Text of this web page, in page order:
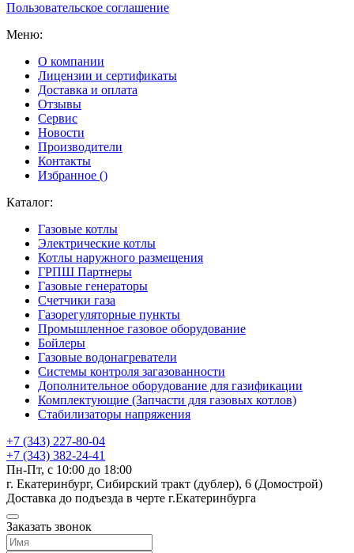
Пользовательское соглашение
Меню:
О компании
Лицензии и сертификаты
Доставка и оплата
Отзывы
Сервис
Новости
Производители
Контакты
Избранное ()
Каталог:
Газовые котлы
Электрические котлы
Котлы наружного размещения
ГРПШ Партнеры
Газовые генераторы
Счетчики газа
Газорегуляторные пункты
Промышленное газовое оборудование
Бойлеры
Газовые водонагреватели
Системы контроля загазованности
Дополнительное оборудование для газификации
Комплектующие (Запчасти для газовых котлов)
Стабилизаторы напряжения
+7 (343) 227-80-04
+7 (343) 382-24-41
Пн-Пт, с 10:00 до 18:00
г. Екатеринбург, Сибирский тракт (дублер), 6 (Домострой)
Доставка до подъезда в черте г.Екатеринбурга
Заказать звонок